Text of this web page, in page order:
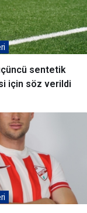
sentetik
için söz verildi